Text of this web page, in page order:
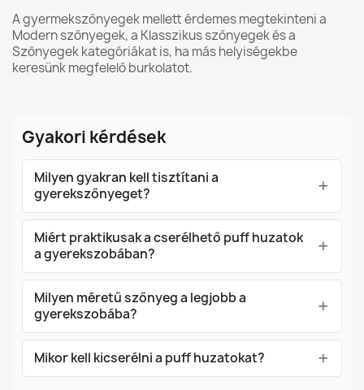
A gyermekszőnyegek mellett érdemes megtekinteni a
Modern szőnyegek, a Klasszikus szőnyegekés a
Szőnyegekkategóriákat is, ha más helyiségekbe
keresünk megfelelő burkolatot.
Gyakori kérdések
Milyen gyakran kell tisztítani a
gyerekszőnyeget?
Miért praktikusak a cserélhető puff huzatok
a gyerekszobában?
Milyen méretű szőnyeg a legjobb a
gyerekszobába?
Mikor kell kicserélni a puff huzatokat?